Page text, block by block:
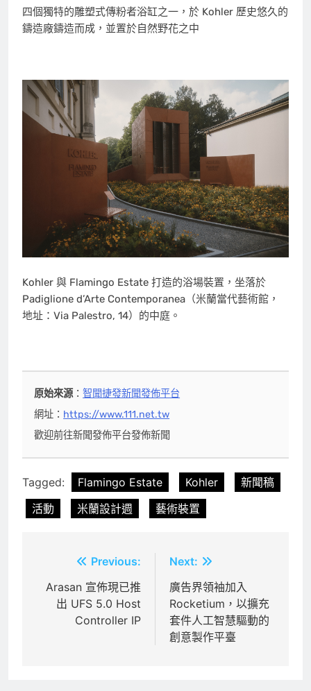
四個獨特的雕塑式傳粉者浴缸之一，於 Kohler 歷史悠久的
鑄造廠鑄造而成，並置於自然野花之中
Kohler 與 Flamingo Estate 打造的浴場裝置，坐落於
Padiglione d’Arte Contemporanea（米蘭當代藝術館，
地址：Via Palestro, 14）的中庭。
原始來源：智聞捷發新聞發佈平台
網址： https://www.111.net.tw
歡迎前往新聞發佈平台發佈新聞
Tagged: Flamingo Estate Kohler
新聞稿
活動
米蘭設計週 藝術裝置
章
Previous:
Arasan 宣佈現已推
出 UFS 5.0 Host
Controller IP
Next:
廣告界領袖加入
Rocketium，以擴充
套件人工智慧驅動的
創意製作平臺